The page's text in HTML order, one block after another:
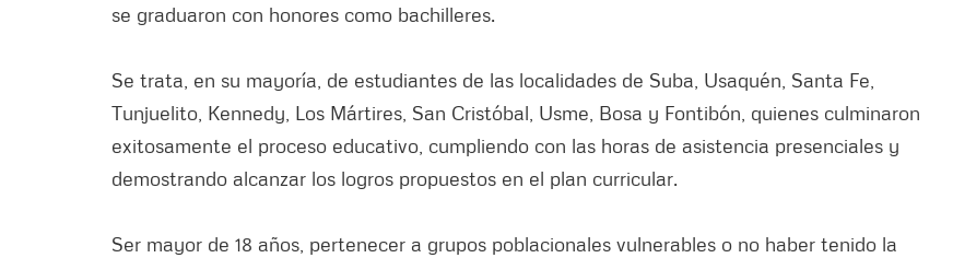
se graduaron con honores como bachilleres.
Se trata, en su mayoría, de estudiantes de las localidades de Suba, Usaquén, Santa Fe,
Tunjuelito, Kennedy, Los Mártires, San Cristóbal, Usme, Bosa y Fontibón, quienes culminaron
exitosamente el proceso educativo, cumpliendo con las horas de asistencia presenciales y
demostrando alcanzar los logros propuestos en el plan curricular.
Ser mayor de 18 años, pertenecer a grupos poblacionales vulnerables o no haber tenido la